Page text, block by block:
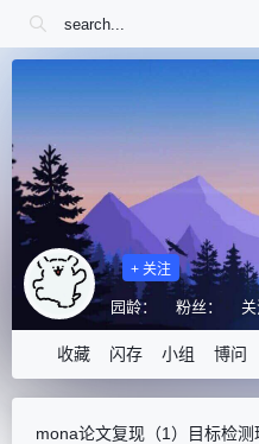
收藏 闪存 小组 博问
+ 关注
园龄： 粉丝： 关
mona论文复现（1）目标检测